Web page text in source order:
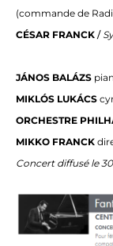
(commande de
CÉSAR FRANCK /
JÁNOS BALÁZS
MIKLÓS LUKÁCS
ORCHESTRE
MIKKO FRANCK
Concert diffusé le